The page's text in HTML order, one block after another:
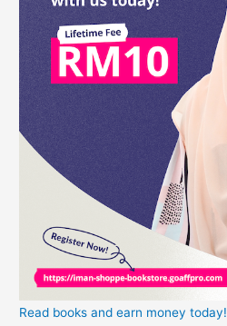
Read books and earn money today!